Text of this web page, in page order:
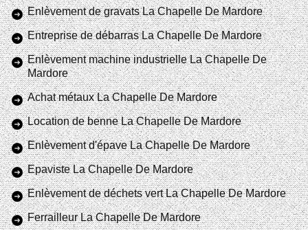
Enlèvement de gravats La Chapelle De Mardore
Entreprise de débarras La Chapelle De Mardore
Enlèvement machine industrielle La Chapelle De
Mardore
Achat métaux La Chapelle De Mardore
Location de benne La Chapelle De Mardore
Enlèvement d'épave La Chapelle De Mardore
Epaviste La Chapelle De Mardore
Enlèvement de déchets vert La Chapelle De Mardore
Ferrailleur La Chapelle De Mardore